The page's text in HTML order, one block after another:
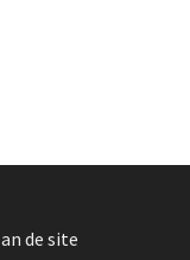
de site